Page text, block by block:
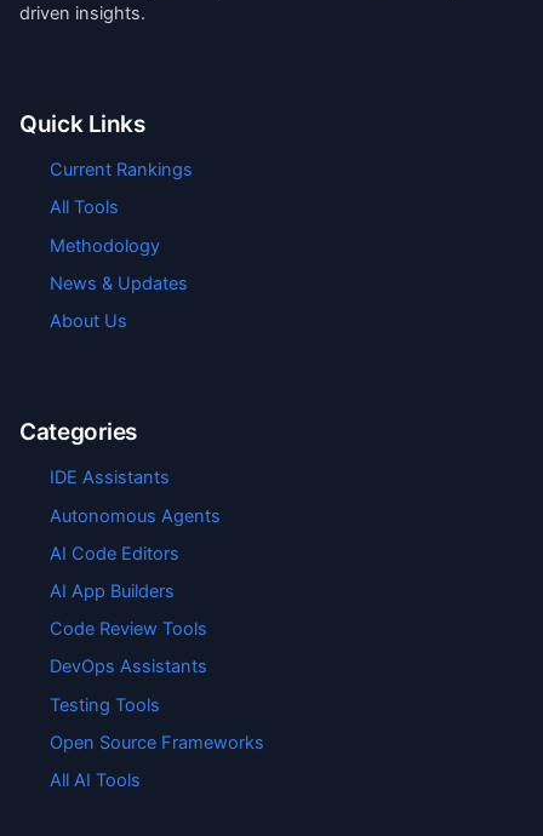
driven insights.
Quick Links
Current Rankings
All Tools
Methodology
News & Updates
About Us
Categories
IDE Assistants
Autonomous Agents
AI Code Editors
AI App Builders
Code Review Tools
DevOps Assistants
Testing Tools
Open Source Frameworks
All AI Tools